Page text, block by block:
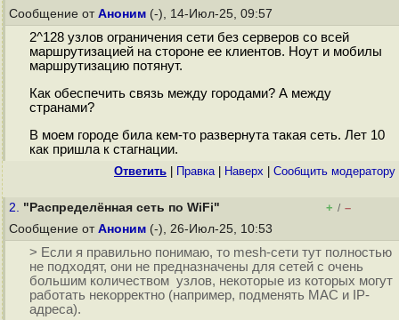
Сообщение от Аноним (-), 14-Июл-25, 09:57
2^128 узлов ограничения сети без серверов со всей
маршрутизацией на стороне ее клиентов. Ноут и мобилы
маршрутизацию потянут.
Как обеспечить связь между городами? А между
странами?
В моем городе била кем-то развернута такая сеть. Лет 10
как пришла к стагнации.
Ответить Правка| Наверх Cообщить модератору
2. "Распределённая сеть по WiFi" + / –
Сообщение от Аноним (-), 26-Июл-25, 10:53
> Если я правильно понимаю, то mesh-сети тут полностью
не подходят, они не предназначены для сетей с очень
большим количеством узлов, некоторые из которых могут
работать некорректно (например, подменять MAC и IP-
адреса).